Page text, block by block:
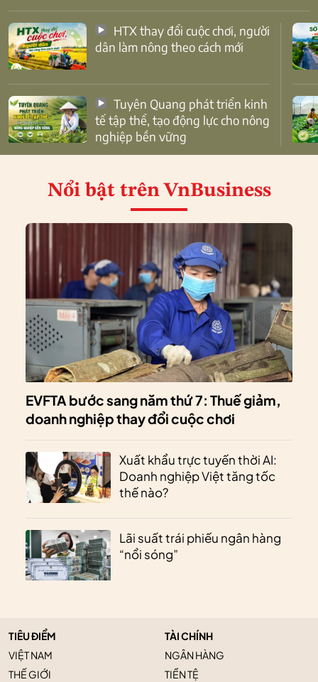
dân làm nông theo cách mới
tế tập thể, tạo động lực cho nông
nghiệp bền vững
Nổi bật trên VnBusiness
EVFTA bước sang năm thứ 7: Thuế giảm,
doanh nghiệp thay đổi cuộc chơi
Xuất khẩu trực tuyến thời AI:
Doanh nghiệp Việt tăng tốc
thế nào?
Lãi suất trái phiếu ngân hàng
“nổi sóng”
TIÊU ĐIỂM
VIỆT NAM
THẾ GIỚI
TÀI CHÍNH
NGÂN HÀNG
TIỀN TỆ